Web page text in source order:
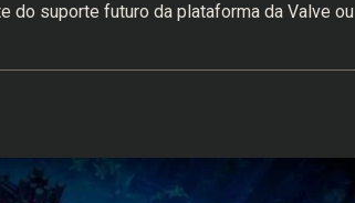
do suporte futuro da plataforma da Valve ou